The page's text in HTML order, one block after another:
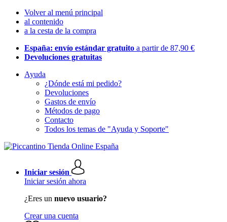
Volver al menú principal
al contenido
a la cesta de la compra
España: envío estándar gratuito a partir de 87,90 €
Devoluciones gratuitas
Ayuda
¿Dónde está mi pedido?
Devoluciones
Gastos de envío
Métodos de pago
Contacto
Todos los temas de "Ayuda y Soporte"
Iniciar sesión
Iniciar sesión ahora
¿Eres un nuevo usuario?
Crear una cuenta